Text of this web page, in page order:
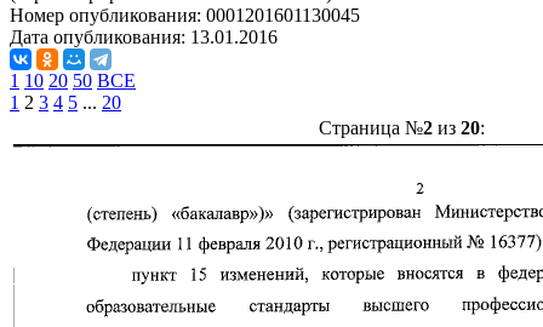
Номер опубликования: 0001201601130045
Дата опубликования: 13.01.2016
1 10 20 50 ВСЕ
1 2 3 4 5 ... 20
Страница №2из 20: